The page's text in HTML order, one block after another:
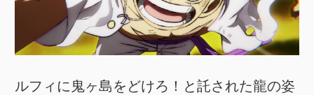
ルフィに鬼ヶ島をどけろ！と託された龍の姿